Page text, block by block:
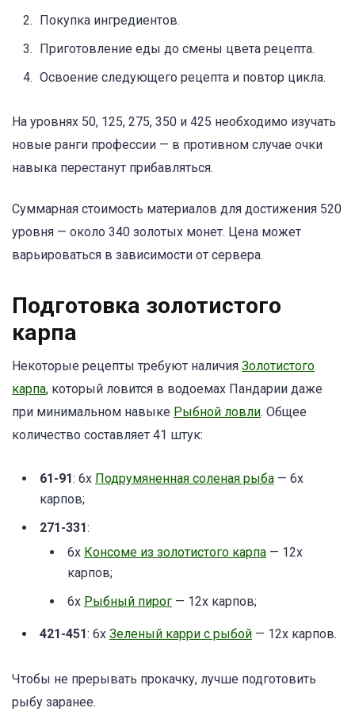
Покупка ингредиентов.
Приготовление еды до смены цвета рецепта.
Освоение следующего рецепта и повтор цикла.
На уровнях 50, 125, 275, 350 и 425 необходимо изучать
новые ранги профессии — в противном случае очки
навыка перестанут прибавляться.
Суммарная стоимость материалов для достижения 520
уровня — около 340 золотых монет. Цена может
варьироваться в зависимости от сервера.
Подготовка золотистого
карпа
Некоторые рецепты требуют наличия Золотистого
карпа, который ловится в водоемах Пандарии даже
при минимальном навыке Рыбной ловли. Общее
количество составляет 41 штук:
61-91: 6x Подрумяненная соленая рыба — 6х
карпов;
271-331:
6x Консоме из золотистого карпа — 12х
карпов;
6x Рыбный пирог — 12х карпов;
421-451: 6x Зеленый карри с рыбой — 12х карпов.
Чтобы не прерывать прокачку, лучше подготовить
рыбу заранее.